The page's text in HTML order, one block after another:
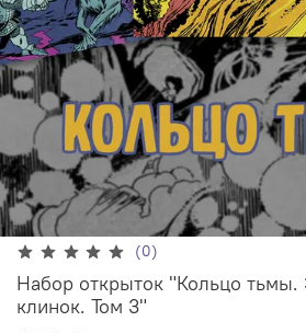
(0)
Набор открыток "Кольцо тьмы.
клинок. Том 3"